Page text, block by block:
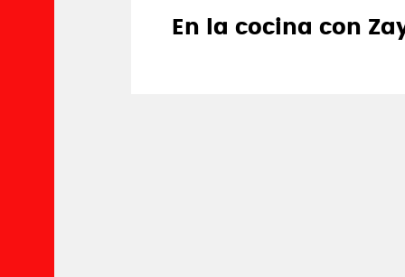
En la cocina con